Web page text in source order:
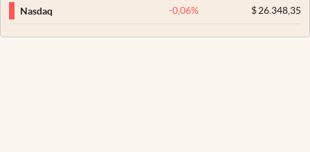
Nasdaq -0,06% $26.348,35